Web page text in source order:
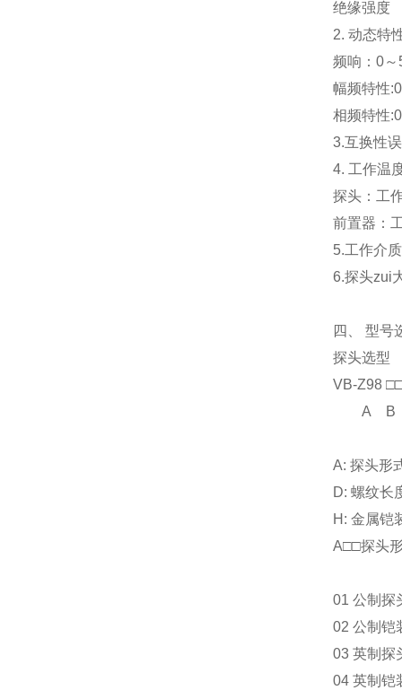
绝缘强度
2. 动态特
频响：0～
幅频特性
相频特性
3.互换性
4. 工作温
探头：工
前置器：
5.工作介
6.探头zui
四、 型号
探头选型
VB-Z98
A
A: 探头
D: 螺纹
H: 金属铠
A□□
01 公制探
02 公制铠
03 英制探
04 英制铠